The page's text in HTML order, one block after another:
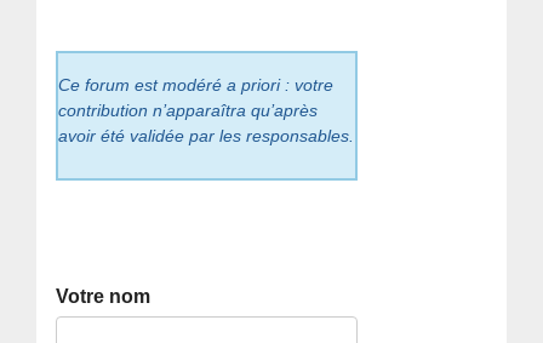
Ce forum est modéré a priori : votre
contribution n’apparaîtra qu’après
avoir été validée par les responsables.
Votre nom